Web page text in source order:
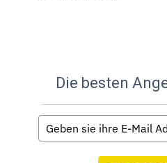
Die besten